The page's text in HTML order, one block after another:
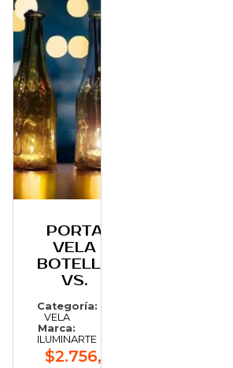
PORTA
VELA
BOTELLA
VS.
Categoría:
VELA
Marca:
ILUMINARTE
$2.756,45